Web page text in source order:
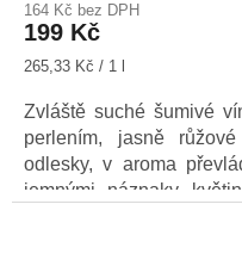
164 Kč bez DPH
199 Kč
Měrná
265,33 Kč / 1 l
Zvláště suché šumivé
perlením, jasně
odlesky, v aroma
jemnými náznaky